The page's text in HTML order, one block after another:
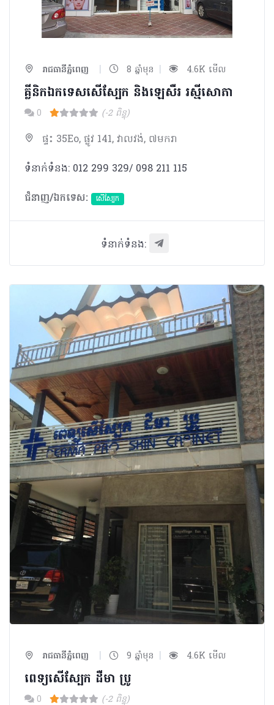
រាជធានីភ្នំពេញ | 8 ឆ្នាំមុន | 4.6K មើល
គ្លីនិកឯកទេសសើស្បែក និងឡេសឺរ រស្មីសោភា
0 (-2 ពិន្ទុ)
ផ្ទះ 35Eo, ផ្លូវ 141, វាលវង់, ៧មករា
ទំនាក់ទំនង: 012 299 329/ 098 211 115
ជំនាញ/ឯកទេស:
សើស្បែក
ទំនាក់ទំនង:
រាជធានីភ្នំពេញ | 9 ឆ្នាំមុន | 4.6K មើល
ពេទ្យសើស្បែក ដឺមា ប្រូ
0 (-2 ពិន្ទុ)